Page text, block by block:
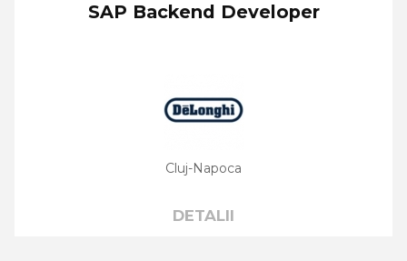
SAP Backend Developer
Cluj-Napoca
DETALII